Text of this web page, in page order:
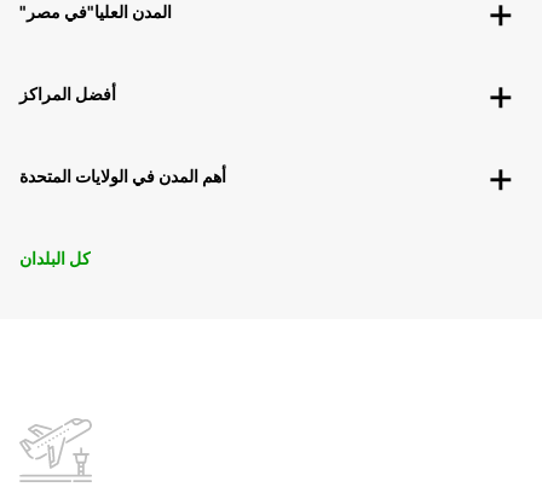
"المدن العليا"في مصر
أفضل المراكز
أهم المدن في الولايات المتحدة
كل البلدان